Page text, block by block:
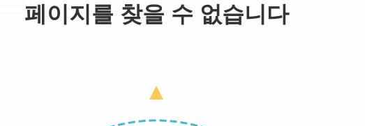
페이지를 찾을 수 없습니다